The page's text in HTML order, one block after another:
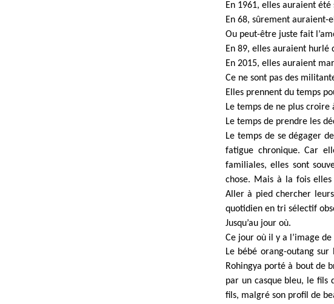
En 1961, elles auraient
En 68, sûrement auraient-
Ou peut-être juste fait
En 89, elles auraient
En 2015, elles auraient
Ce ne sont pas des
Elles prennent du temps
Le temps de ne plus croire
Le temps de prendre les
Le temps de se dégager
fatigue chronique. Car
familiales, elles sont
chose. Mais à la fois
Aller à pied chercher
quotidien en tri sélectif
Jusqu’au jour où.
Ce jour où il y a l’image de
Le bébé orang-outang
Rohingya porté à bout de
par un casque bleu, le fils
fils, malgré son profil de